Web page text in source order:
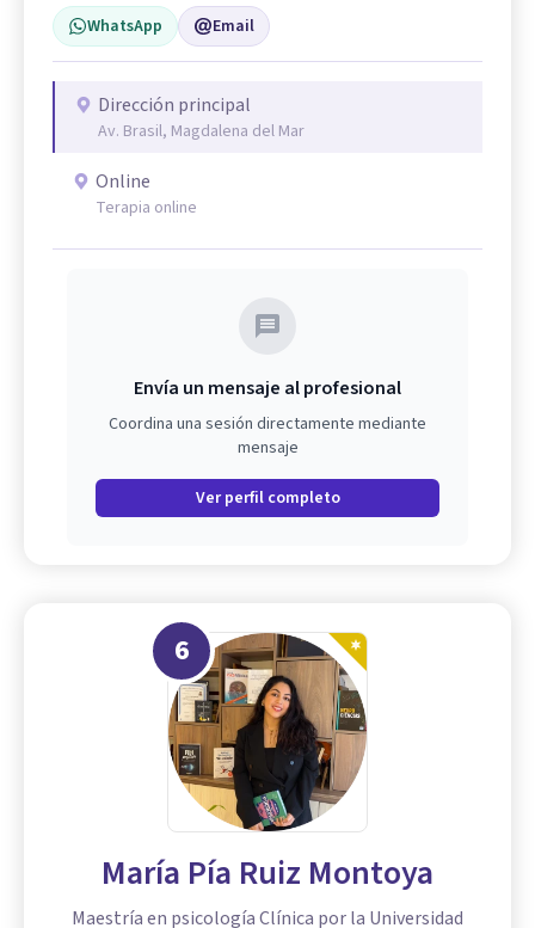
WhatsApp Email
Dirección principal
Av. Brasil, Magdalena del Mar
Online
Terapia online
Envía un mensaje al profesional
Coordina una sesión directamente mediante
mensaje
Ver perfil completo
6
María Pía Ruiz Montoya
Maestría en psicología Clínica por la Universidad